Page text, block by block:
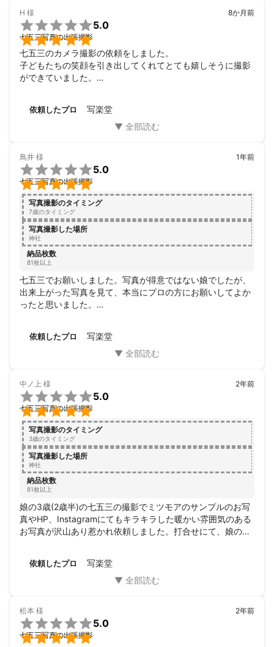
・㈱蔦谷書店
アピールポイント
≪その他≫
一度、御相談下さい。
シングルマザーの親子写真はボランティアで無料撮影会も行って
うちの撮影は“とにかく安くしたい”という方には少々向いていない
かもしれません、しかし、　“少しくらい高くても本物のプロの撮
影を”と考えるのであれば、当社を候補に入れることをオススメし
ます
≪当方使用機材≫
（最上位機種・プロ機のみ使用）
CANON　1DX3
CANON　5D4
CANON　600mmF4L
CANON　300mmF2.8L
CANON　24-105ｍｍF4L
CANON　70-200ｍｍF2.8L
CANON　105ｍｍF2L
シグマ　24ｍｍF1.4
最高の機材と20年以上の経験で最高の写真を！！！
スク管理で、最高の機材と、一流プロの業界で培った経験でディ
レクション（様々な提案）しながら最高の写真を撮影します。撮
影後にデータ紛失で納品できない場合は料金倍返し、又は全額返
金+無料撮影でご対応させていただきます
H 様


5.0
七五三写真の出張撮影
8か月前
七五三のカメラ撮影の依頼をしました。
子どもたちの笑顔を引き出してくれてとても嬉しそうに撮影
ができていました。
依頼したプロ 写楽堂
鳥井 様


5.0
七五三写真の出張撮影
1年前
写真撮影のタイミング
7歳のタイミング
写真撮影した場所
神社
納品枚数
81枚以上
七五三でお願いしました。写真が得意ではない娘でしたが、
出来上がった写真を見て、本当にプロの方にお願いしてよか
ったと思いました。
の写真をとって頂き、とても満足です。
写真を撮りながら、「こんな感じですよ～」と見せて頂いた
依頼したプロ 写楽堂
中ノ上 様


5.0
七五三写真の出張撮影
2年前
写真撮影のタイミング
3歳のタイミング
写真撮影した場所
神社
納品枚数
81枚以上
娘の3歳(2歳半)の七五三の撮影でミツモアのサンプルのお写
真やHP、Instagramにてもキラキラした暖かい雰囲気のある
お写真が沢山あり惹かれ依頼しました。打合せにて、娘の幼
えて下さりとても安心して当日を迎えられました。当日はせ
っかく集合場所について詳しく教えていただいたのに、駐車
してくださりました。娘に対しても暖かく接してくださった
ので徐々に緊張もとけ良いお写真をたくさん残すことが出来
ました。データも当日中に納品いただけたので、見返しなが
依頼したプロ 写楽堂
松本 様


5.0
七五三写真の出張撮影
2年前